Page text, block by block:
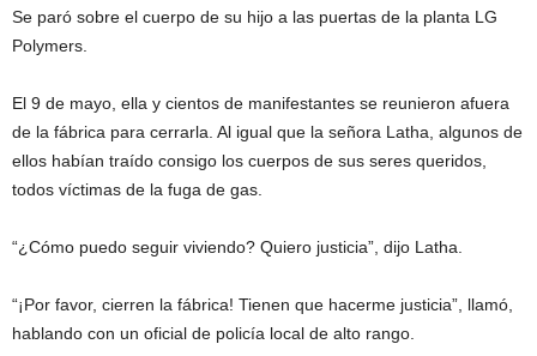
Se paró sobre el cuerpo de su hijo a las puertas de la planta LG
Polymers.
El 9 de mayo, ella y cientos de manifestantes se reunieron afuera
de la fábrica para cerrarla. Al igual que la señora Latha, algunos de
ellos habían traído consigo los cuerpos de sus seres queridos,
todos víctimas de la fuga de gas.
“¿Cómo puedo seguir viviendo? Quiero justicia”, dijo Latha.
“¡Por favor, cierren la fábrica! Tienen que hacerme justicia”, llamó,
hablando con un oficial de policía local de alto rango.